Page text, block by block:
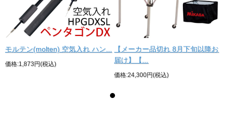
モルテン(molten) 空気入れ ハン...
価格:1,873円(税込)
【メーカー品切れ 8月下旬以降お
届け】【...
価格:24,300円(税込)